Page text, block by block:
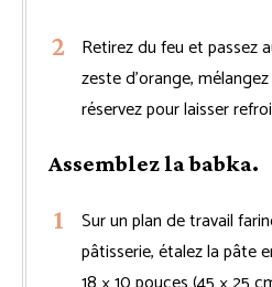
Retirez du feu et passez
zeste d’orange,
réservez pour laisser
Assemblez la babka.
Sur un plan de travail
pâtisserie, étalez la pâte